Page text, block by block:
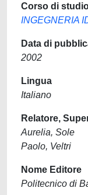
Corso di
INGEGNERIA
Data di
2002
Lingua
Italiano
Relatore,
Aurelia, Sole
Paolo, Veltri
Nome Editore
Politecnico di